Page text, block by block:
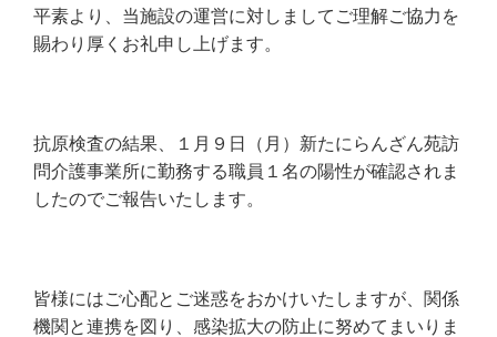
平素より、当施設の運営に対しましてご理解ご協力を
賜わり厚くお礼申し上げます。
抗原検査の結果、１月９日（月）新たにらんざん苑訪
問介護事業所に勤務する職員１名の陽性が確認されま
したのでご報告いたします。
皆様にはご心配とご迷惑をおかけいたしますが、関係
機関と連携を図り、感染拡大の防止に努めてまいりま